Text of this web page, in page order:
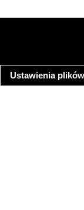
Ustawienia